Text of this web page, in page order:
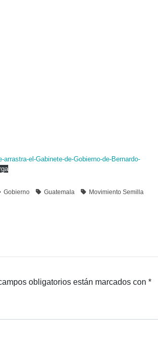
el-Gabinete-de-Gobierno-de-Bernardo-
Gobierno Guatemala
Movimiento Semilla
obligatorios están marcados con *